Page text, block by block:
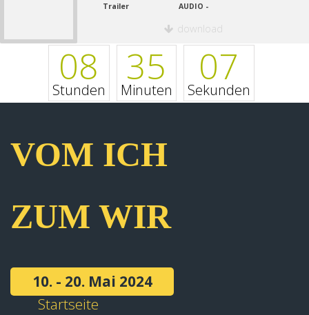
Trailer AUDIO -
download
08
Stunden
35
Minuten
07
Sekunden
VOM ICH
ZUM WIR
10. - 20. Mai 2024
Startseite